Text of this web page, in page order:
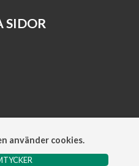
SIDOR
2026
använder cookies.